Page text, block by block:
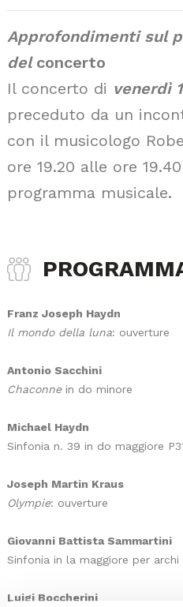
Approfondimenti sul
delconcerto
Il concerto di venerdì
preceduto da un
con il musicologo
ore 19.20 alle ore
programma musicale.
Franz Joseph Haydn
Il mondo della luna: ouverture
Antonio Sacchini
Chaconnein do minore
Michael Haydn
Sinfonia n. 39 in do maggiore
Joseph Martin Kraus
Olympie: ouverture
Giovanni Battista Sammartini
Sinfonia in la maggiore per archi
Luigi Boccherini